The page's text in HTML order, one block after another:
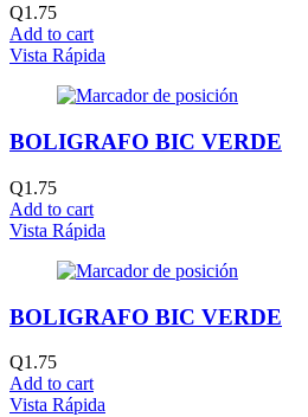
Q1.75
Add to cart
Vista Rápida
BOLIGRAFO BIC VERDE
Q1.75
Add to cart
Vista Rápida
BOLIGRAFO BIC VERDE
Q1.75
Add to cart
Vista Rápida